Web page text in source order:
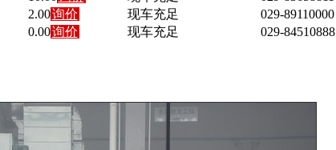
2.00询价 现车充足
029-89110000
0.00询价 现车充足
029-84510888